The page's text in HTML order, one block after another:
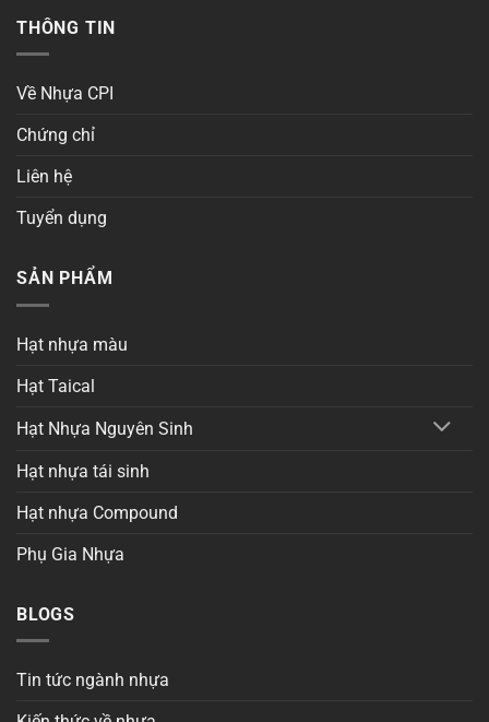
THÔNG TIN
Về Nhựa CPI
Chứng chỉ
Liên hệ
Tuyển dụng
SẢN PHẨM
Hạt nhựa màu
Hạt Taical
Hạt Nhựa Nguyên Sinh
Hạt nhựa tái sinh
Hạt nhựa Compound
Phụ Gia Nhựa
BLOGS
Tin tức ngành nhựa